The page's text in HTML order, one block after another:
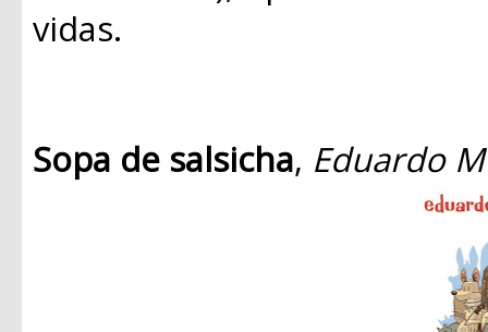
vidas.
Sopa de salsicha, Eduardo